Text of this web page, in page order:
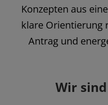
Konzepten aus
klare Orientierung
Antrag und
Wir